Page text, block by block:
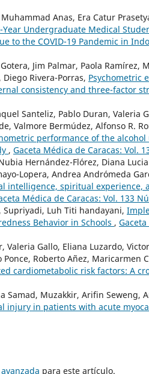
Anas, Era Catur
Undergraduate Medical
to the COVID-19 Pandemic in
Jim Palmar, Paola Ramírez,
Rivera-Porras, Psychometric
consistency and three-factor
Santeliz, Pablo Duran, Valeria
Valmore Bermúdez, Alfonso R.
performance of the
, Gaceta Médica de Caracas: Vol.
Hernández-Flórez, Diana
Lopera, Andrea Andrómeda
intelligence, spiritual experience,
Médica de Caracas: Vol. 133
Supriyadi, Luh Titi handayani,
Behavior in Schools ,
Valeria Gallo, Eliana Luzardo,
Roberto Añez, Maricarmen
cardiometabolic risk factors: A
Samad, Muzakkir, Arifin Seweng,
injury in patients with acute
para este artículo.